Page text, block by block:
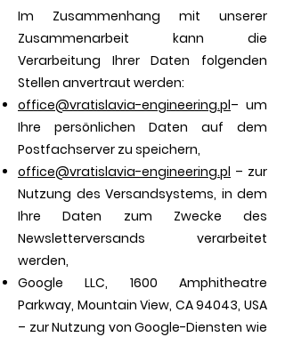
Im Zusammenhang mit unserer
Zusammenarbeit kann die
Verarbeitung Ihrer Daten folgenden
Stellen anvertraut werden:
office@vratislavia-engineering.pl– um
Ihre persönlichen Daten auf dem
Postfachserver zu speichern,
office@vratislavia-engineering.pl – zur
Nutzung des Versandsystems, in dem
Ihre Daten zum Zwecke des
Newsletterversands verarbeitet
werden,
Google LLC, 1600 Amphitheatre
Parkway, Mountain View, CA 94043, USA
– zur Nutzung von Google-Diensten wie